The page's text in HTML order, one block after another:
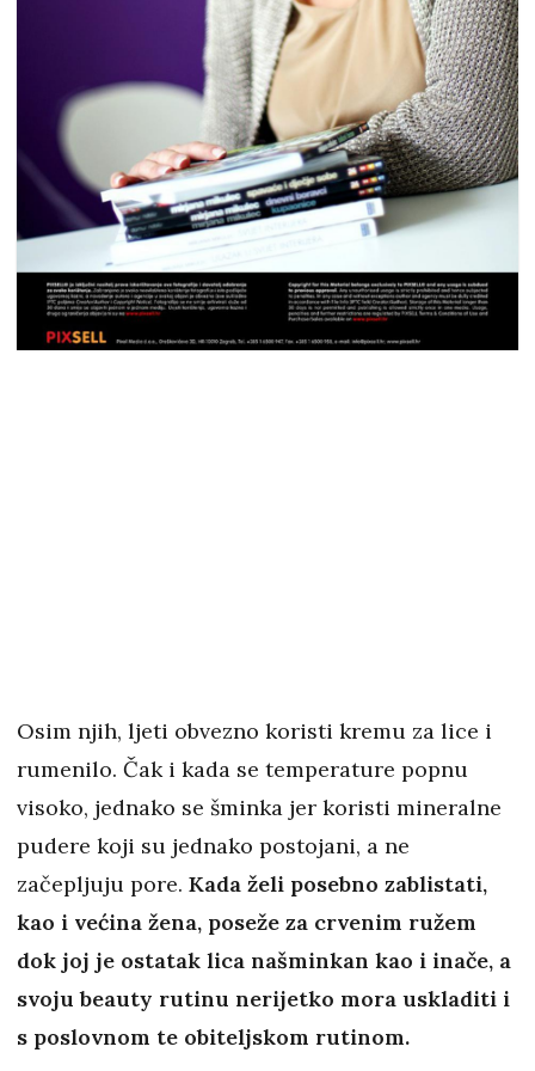
Osim njih, ljeti obvezno koristi kremu za lice i
rumenilo. Čak i kada se temperature popnu
visoko, jednako se šminka jer koristi mineralne
pudere koji su jednako postojani, a ne
začepljuju pore. Kada želi posebno zablistati,
kao i većina žena, poseže za crvenim ružem
dok joj je ostatak lica našminkan kao i inače, a
svoju beauty rutinu nerijetko mora uskladiti i
s poslovnom te obiteljskom rutinom.